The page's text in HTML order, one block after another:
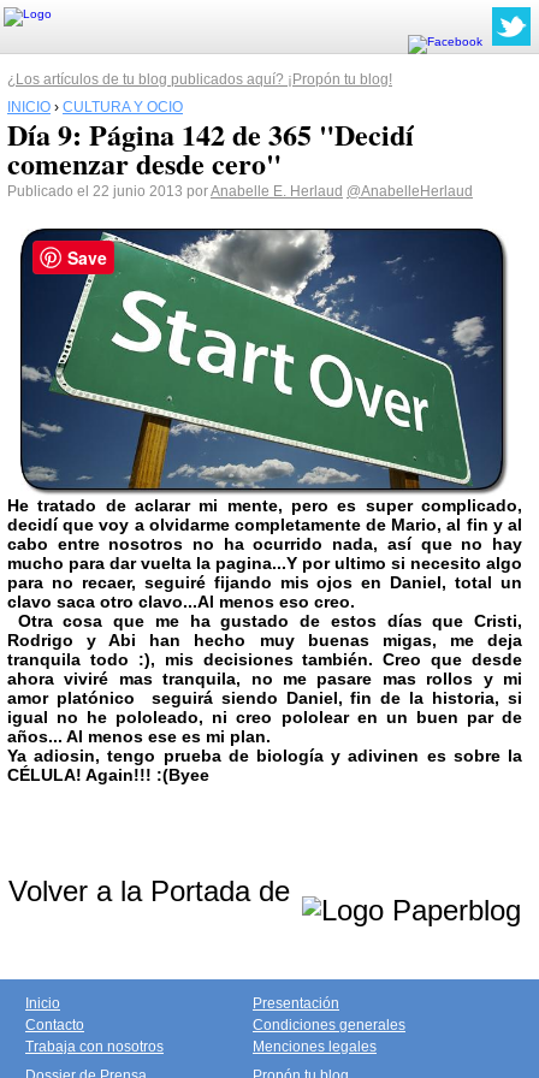
¿Los artículos de tu blog publicados aquí? ¡Propón tu blog!
INICIO › CULTURA Y OCIO
Día 9: Página 142 de 365 "Decidí
comenzar desde cero"
Publicado el 22 junio 2013 porAnabelle E. Herlaud @AnabelleHerlaud
He tratado de aclarar mi mente, pero es super complicado,
decidí que voy a olvidarme completamente de Mario, al fin y al
cabo entre nosotros no ha ocurrido nada, así que no hay
mucho para dar vuelta la pagina...Y por ultimo si necesito algo
para no recaer, seguiré fijando mis ojos en Daniel, total un
clavo saca otro clavo...Al menos eso creo.
Otra cosa que me ha gustado de estos días que Cristi,
Rodrigo y Abi han hecho muy buenas migas, me deja
tranquila todo :), mis decisiones también. Creo que desde
ahora viviré mas tranquila, no me pasare mas rollos y mi
amor platónico seguirá siendo Daniel, fin de la historia, si
igual no he pololeado, ni creo pololear en un buen par de
años... Al menos ese es mi plan.
Ya adiosin, tengo prueba de biología y adivinen es sobre la
CÉLULA! Again!!! :(Byee
Volver a la Portada de
Inicio
Contacto
Trabaja con nosotros
Presentación
Condiciones generales
Menciones legales
Save